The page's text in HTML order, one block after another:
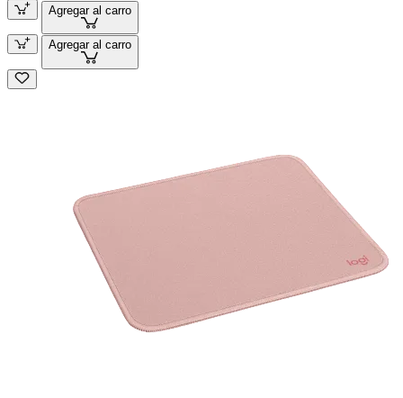
Agregar al carro
Agregar al carro